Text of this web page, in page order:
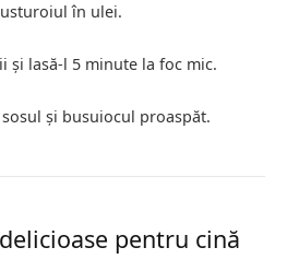
în ulei.
și lasă-l 5 minute la foc mic.
și busuiocul proaspăt.
pentru cină